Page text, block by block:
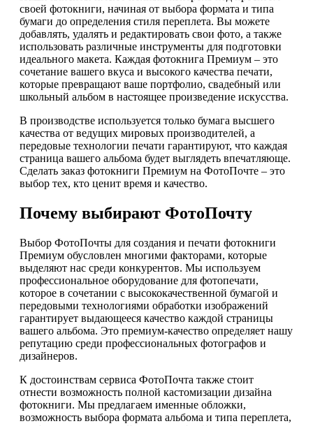
своей фотокниги, начиная от выбора формата и типа
бумаги до определения стиля переплета. Вы можете
добавлять, удалять и редактировать свои фото, а также
использовать различные инструменты для подготовки
идеального макета. Каждая фотокнига Премиум – это
сочетание вашего вкуса и высокого качества печати,
которые превращают ваше портфолио, свадебный или
школьный альбом в настоящее произведение искусства.
В производстве используется только бумага высшего
качества от ведущих мировых производителей, а
передовые технологии печати гарантируют, что каждая
страница вашего альбома будет выглядеть впечатляюще.
Сделать заказ фотокниги Премиум на ФотоПочте – это
выбор тех, кто ценит время и качество.
Почему выбирают ФотоПочту
Выбор ФотоПочты для создания и печати фотокниги
Премиум обусловлен многими факторами, которые
выделяют нас среди конкурентов. Мы используем
профессиональное оборудование для фотопечати,
которое в сочетании с высококачественной бумагой и
передовыми технологиями обработки изображений
гарантирует выдающееся качество каждой страницы
вашего альбома. Это премиум-качество определяет нашу
репутацию среди профессиональных фотографов и
дизайнеров.
К достоинствам сервиса ФотоПочта также стоит
отнести возможность полной кастомизации дизайна
фотокниги. Мы предлагаем именные обложки,
возможность выбора формата альбома и типа переплета,